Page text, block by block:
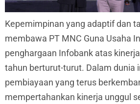
Kepemimpinan yang adaptif dan
membawa PT MNC Guna Usaha
penghargaan Infobank atas
tahun berturut-turut. Dalam dunia
pembiayaan yang terus
mempertahankan kinerja unggul